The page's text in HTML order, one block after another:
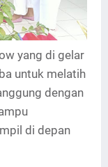
yang di gelar
untuk melatih
dengan
di depan